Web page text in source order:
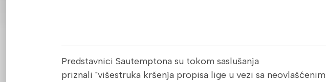
Predstavnici Sautemptona su tokom saslušanja
priznali "višestruka kršenja propisa lige u vezi sa neovlašćenim